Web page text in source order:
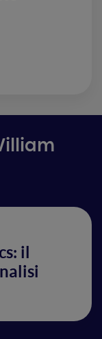
il